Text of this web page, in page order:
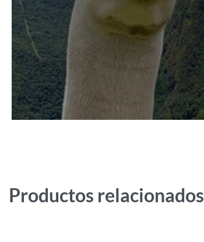
Productos relacionados